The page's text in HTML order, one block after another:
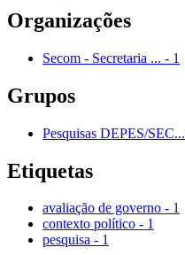
Organizações
Secom - Secretaria ... - 1
Grupos
Pesquisas DEPES/SEC...
Etiquetas
avaliação de governo - 1
contexto político - 1
pesquisa - 1